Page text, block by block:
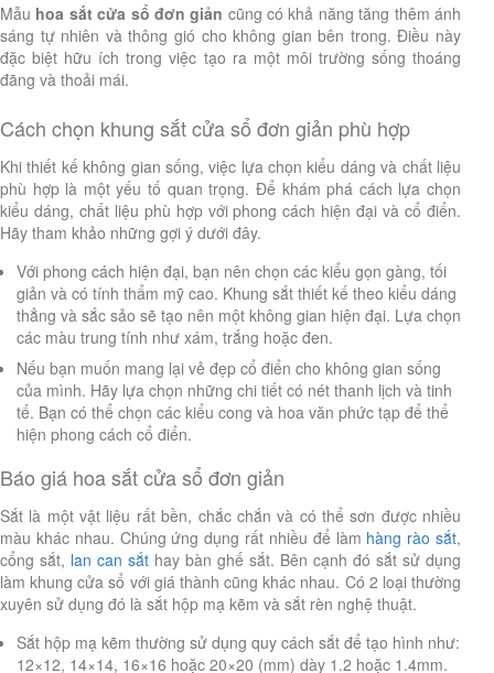
Mẫu hoa sắt cửa sổ đơn giản cũng có khả năng tăng thêm ánh
sáng tự nhiên và thông gió cho không gian bên trong. Điều này
đặc biệt hữu ích trong việc tạo ra một môi trường sống thoáng
đãng và thoải mái.
Cách chọn khung sắt cửa sổ đơn giản phù hợp
Khi thiết kế không gian sống, việc lựa chọn kiểu dáng và chất liệu
phù hợp là một yếu tố quan trọng. Để khám phá cách lựa chọn
kiểu dáng, chất liệu phù hợp với phong cách hiện đại và cổ điển.
Hãy tham khảo những gợi ý dưới đây.
Với phong cách hiện đại, bạn nên chọn các kiểu gọn gàng, tối
giản và có tính thẩm mỹ cao. Khung sắt thiết kế theo kiểu dáng
thẳng và sắc sảo sẽ tạo nên một không gian hiện đại. Lựa chọn
các màu trung tính như xám, trắng hoặc đen.
Nếu bạn muốn mang lại vẻ đẹp cổ điển cho không gian sống
của mình. Hãy lựa chọn những chi tiết có nét thanh lịch và tinh
tế. Bạn có thể chọn các kiểu cong và hoa văn phức tạp để thể
hiện phong cách cổ điển.
Báo giá hoa sắt cửa sổ đơn giản
Sắt là một vật liệu rất bền, chắc chắn và có thể sơn được nhiều
màu khác nhau. Chúng ứng dụng rất nhiều để làm hàng rào sắt,
cổng sắt, lan can sắt hay bàn ghế sắt. Bên cạnh đó sắt sử dụng
làm khung cửa sổ với giá thành cũng khác nhau. Có 2 loại thường
xuyên sử dụng đó là sắt hộp mạ kẽm và sắt rèn nghệ thuật.
Sắt hộp mạ kẽm thường sử dụng quy cách sắt để tạo hình như:
12×12, 14×14, 16×16 hoặc 20×20 (mm) dày 1.2 hoặc 1.4mm.